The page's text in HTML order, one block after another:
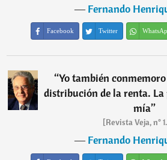
―Fernando
Facebook Twitter
“Yo también
distribución de la renta. La
mía”
[Revista Veja, n°
―Fernando